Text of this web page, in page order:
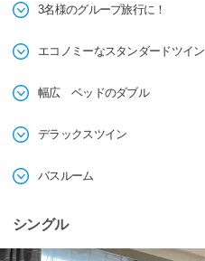
3名様のグループ旅行に！
エコノミーなスタンダードツイン
幅広 ベッドのダブル
デラックスツイン
バスルーム
シングル